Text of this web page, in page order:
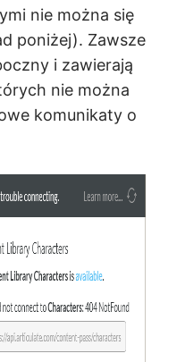
nie można się
poniżej). Zawsze
i zawierają
nie można
komunikaty o